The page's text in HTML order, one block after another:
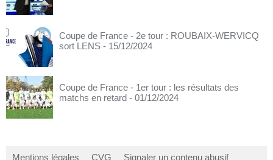
Coupe de France - 2e tour : ROUBAIX-WERVICQ
sort LENS - 15/12/2024
Coupe de France - 1er tour : les résultats des
matchs en retard - 01/12/2024
Mentions légales CVG Signaler un contenu abusif